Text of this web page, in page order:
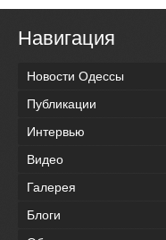
Навигация
Новости Одессы
Публикации
Интервью
Видео
Галерея
Блоги